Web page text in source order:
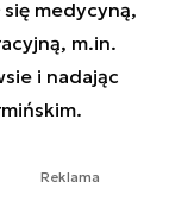
się medycyną,
m.in.
i nadając
Reklama